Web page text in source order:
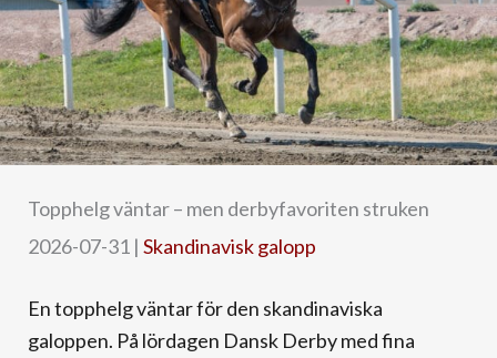
Topphelg väntar – men derbyfavoriten struken
2026-07-31 | Skandinavisk galopp
En topphelg väntar för den skandinaviska
galoppen. På lördagen Dansk Derby med fina